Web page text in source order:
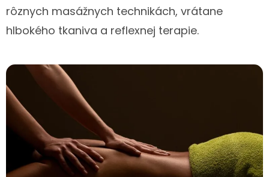
rôznych masážnych technikách, vrátane
hlbokého tkaniva a reflexnej terapie.